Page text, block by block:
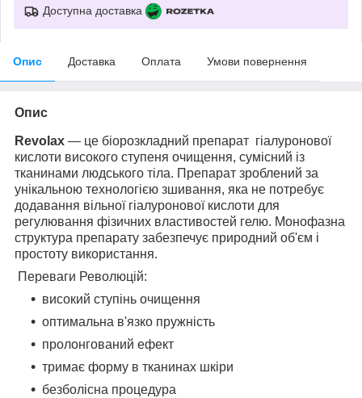
Доступна доставка
Опис Доставка Оплата Умови повернення
Опис
Revolax — це біорозкладний препарат гіалуронової
кислоти високого ступеня очищення, сумісний із
тканинами людського тіла. Препарат зроблений за
унікальною технологією зшивання, яка не потребує
додавання вільної гіалуронової кислоти для
регулювання фізичних властивостей гелю. Монофазна
структура препарату забезпечує природний об'єм і
простоту використання.
Переваги Революцій:
високий ступінь очищення
оптимальна в'язко пружність
пролонгований ефект
тримає форму в тканинах шкіри
безболісна процедура